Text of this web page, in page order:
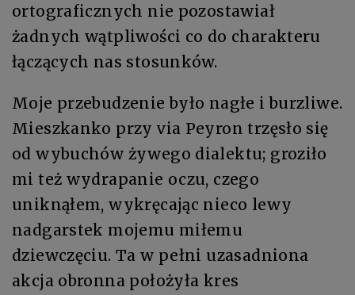
ortograficznych nie pozostawiał
żadnych wątpliwości co do charakteru
łączących nas stosunków.
Moje przebudzenie było nagłe i burzliwe.
Mieszkanko przy via Peyron trzęsło się
od wybuchów żywego dialektu; groziło
mi też wydrapanie oczu, czego
uniknąłem, wykręcając nieco lewy
nadgarstek mojemu miłemu
dziewczęciu. Ta w pełni uzasadniona
akcja obronna położyła kres